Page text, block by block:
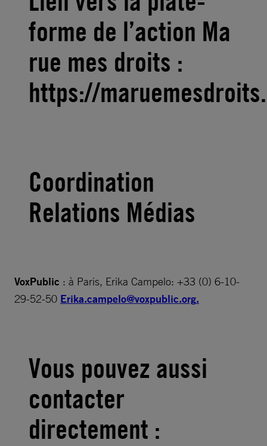
forme de l’action Ma
rue mes droits :
https://
Coordination
Relations Médias
VoxPublic : à Paris, Erika Campelo: +33 (0) 6-10-
29-52-50 Erika.campelo@voxpublic.org.
Vous pouvez aussi
contacter
directement :